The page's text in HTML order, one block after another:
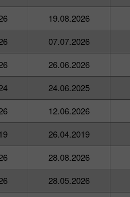
19.08.2026
07.07.2026
26.06.2026
24.06.2025
12.06.2026
26.04.2019
28.08.2026
28.05.2026